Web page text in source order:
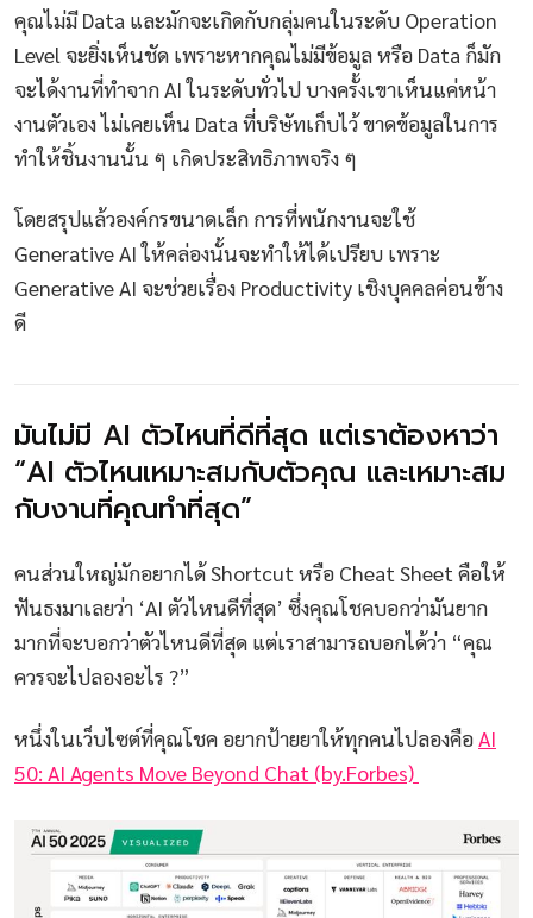
คุณไม่มี Data และมักจะเกิดกับกลุ่มคนในระดับ Operation
Level จะยิ่งเห็นชัด เพราะหากคุณไม่มีข้อมูล หรือ Data ก็มัก
จะได้งานที่ทำจาก AI ในระดับทั่วไป บางครั้งเขาเห็นแค่หน้า
งานตัวเอง ไม่เคยเห็น Data ที่บริษัทเก็บไว้ ขาดข้อมูลในการ
ทำให้ชิ้นงานนั้น ๆ เกิดประสิทธิภาพจริง ๆ
โดยสรุปแล้วองค์กรขนาดเล็ก การที่พนักงานจะใช้
Generative AI ให้คล่องนั้นจะทำให้ได้เปรียบ เพราะ
Generative AI จะช่วยเรื่อง Productivity เชิงบุคคลค่อนข้าง
ดี
มันไม่มี AI ตัวไหนที่ดีที่สุด แต่เราต้องหาว่า
“AI ตัวไหนเหมาะสมกับตัวคุณ และเหมาะสม
กับงานที่คุณทำที่สุด”
คนส่วนใหญ่มักอยากได้ Shortcut หรือ Cheat Sheet คือให้
ฟันธงมาเลยว่า ‘AI ตัวไหนดีที่สุด’ ซึ่งคุณโชคบอกว่ามันยาก
มากที่จะบอกว่าตัวไหนดีที่สุด แต่เราสามารถบอกได้ว่า “คุณ
ควรจะไปลองอะไร ?”
หนึ่งในเว็บไซต์ที่คุณโชค อยากป้ายยาให้ทุกคนไปลองคือAI
50: AI Agents Move Beyond Chat (by.Forbes)